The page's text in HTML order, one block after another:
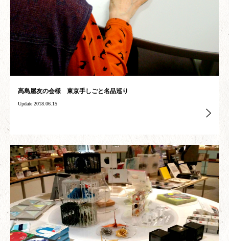
髙島屋友の会様 東京手しごと名品巡り
Update 2018.06.15